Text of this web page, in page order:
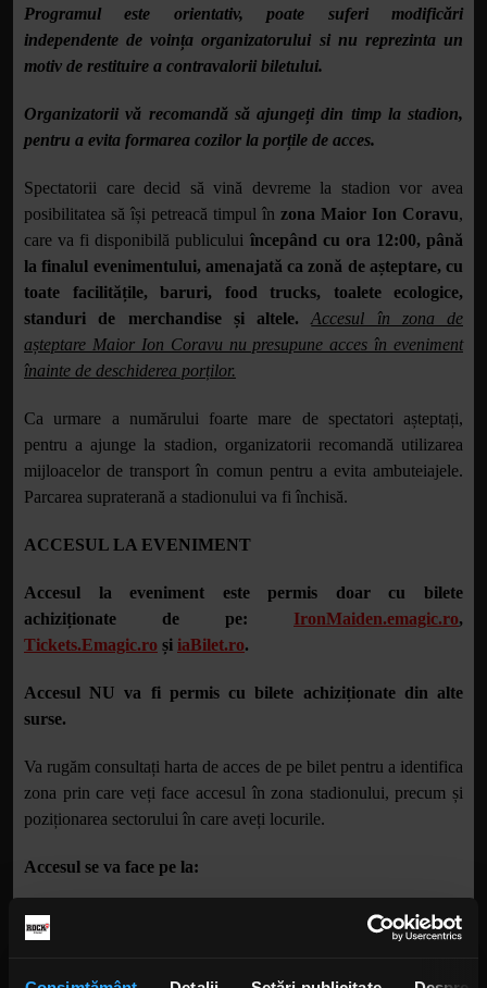
Programul este orientativ, poate suferi modificări
independente de voința organizatorului si nu reprezinta un
motiv de restituire a contravalorii biletului.
Organizatorii vă recomandă să ajungeți din timp la stadion,
pentru a evita formarea cozilor la porțile de acces.
Spectatorii care decid să vină devreme la stadion vor avea
posibilitatea să își petreacă timpul în zona Maior Ion Coravu,
care va fi disponibilă publicului începând cu ora 12:00, până
la finalul evenimentului, amenajată ca zonă de așteptare, cu
toate facilitățile, baruri, food trucks, toalete ecologice,
standuri de merchandise și altele.Accesul în zona de
așteptare Maior Ion Coravu nu presupune acces în eveniment
înainte de deschiderea porților.
Ca urmare a numărului foarte mare de spectatori așteptați,
pentru a ajunge la stadion, organizatorii recomandă utilizarea
mijloacelor de transport în comun pentru a evita ambuteiajele.
Parcarea supraterană a stadionului va fi închisă.
ACCESUL LA EVENIMENT
Accesul la eveniment este permis doar cu bilete
achiziționate de pe:
IronMaiden.emagic.ro,
Tickets.Emagic.ro și iaBilet.ro.
Accesul NU va fi permis cu bilete achiziționate din alte
surse.
Va rugăm consultați harta de acces de pe bilet pentru a identifica
zona prin care veți face accesul în zona stadionului, precum și
poziționarea sectorului în care aveți locurile.
Accesul se va face pe la:
Strada Maior Coravu (bilete Standing, tribuna M)